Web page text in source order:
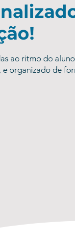
ao ritmo do
e organizado de